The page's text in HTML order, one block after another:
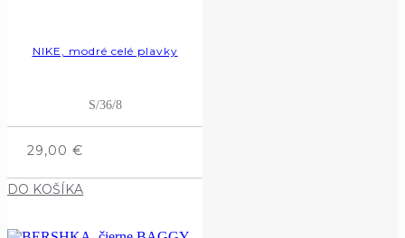
NIKE, modré celé plavky
S/36/8
29,00 €
DO KOŠÍKA